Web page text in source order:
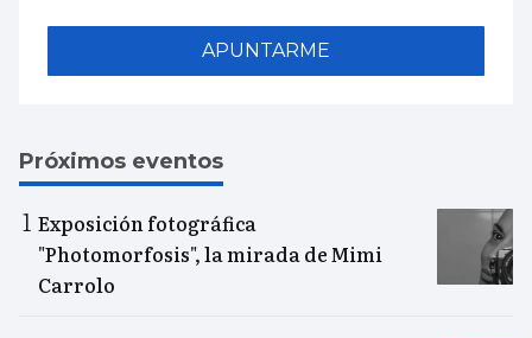
APUNTARME
Próximos eventos
Exposición fotográfica
"Photomorfosis", la mirada de Mimi
Carrolo